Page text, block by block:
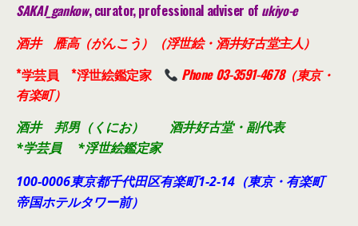
SAKAI_gankow, curator, professional adviser of ukiyo-e
酒井 雁高（がんこう）（浮世絵・酒井好古堂主人）
*学芸員 *浮世絵鑑定家
Phone 03-3591-4678（東京・
有楽町）
酒井 邦男（くにお） 酒井好古堂・副代表
*学芸員 *浮世絵鑑定家
100-0006東京都千代田区有楽町1-2-14（東京・有楽町
帝国ホテルタワー前）